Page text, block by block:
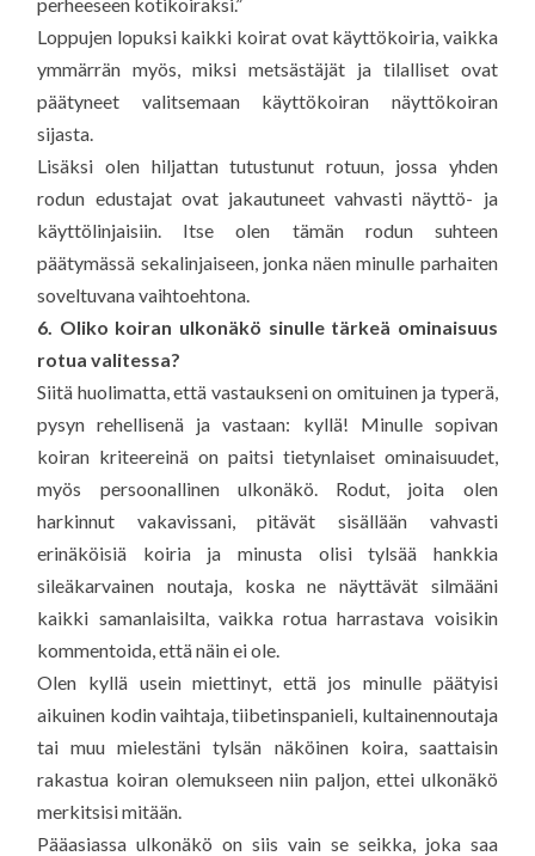
Loppujen lopuksi kaikki koirat ovat käyttökoiria, vaikka
ymmärrän myös, miksi metsästäjät ja tilalliset ovat
päätyneet valitsemaan käyttökoiran näyttökoiran
sijasta.
Lisäksi olen hiljattan tutustunut rotuun, jossa yhden
rodun edustajat ovat jakautuneet vahvasti näyttö- ja
käyttölinjaisiin. Itse olen tämän rodun suhteen
päätymässä sekalinjaiseen, jonka näen minulle parhaiten
soveltuvana vaihtoehtona.
6. Oliko koiran ulkonäkö sinulle tärkeä ominaisuus
rotua valitessa?
Siitä huolimatta, että vastaukseni on omituinen ja typerä,
pysyn rehellisenä ja vastaan: kyllä! Minulle sopivan
koiran kriteereinä on paitsi tietynlaiset ominaisuudet,
myös persoonallinen ulkonäkö. Rodut, joita olen
harkinnut vakavissani, pitävät sisällään vahvasti
erinäköisiä koiria ja minusta olisi tylsää hankkia
sileäkarvainen noutaja, koska ne näyttävät silmääni
kaikki samanlaisilta, vaikka rotua harrastava voisikin
kommentoida, että näin ei ole.
Olen kyllä usein miettinyt, että jos minulle päätyisi
aikuinen kodin vaihtaja, tiibetinspanieli, kultainennoutaja
tai muu mielestäni tylsän näköinen koira, saattaisin
rakastua koiran olemukseen niin paljon, ettei ulkonäkö
merkitsisi mitään.
Pääasiassa ulkonäkö on siis vain se seikka, joka saa